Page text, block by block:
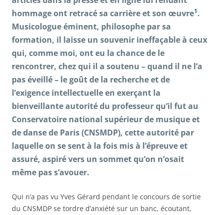
hommage ont retracé sa carrière et son œuvre1.
Musicologue éminent, philosophe par sa
formation, il laisse un souvenir ineffaçable à ceux
qui, comme moi, ont eu la chance de le
rencontrer, chez qui il a soutenu – quand il ne l’a
pas éveillé – le goût de la recherche et de
l’exigence intellectuelle en exerçant la
bienveillante autorité du professeur qu’il fut au
Conservatoire national supérieur de musique et
de danse de Paris (CNSMDP), cette autorité par
laquelle on se sent à la fois mis à l’épreuve et
assuré, aspiré vers un sommet qu’on n’osait
même pas s’avouer.
Qui n’a pas vu Yves Gérard pendant le concours de sortie
du CNSMDP se tordre d’anxiété sur un banc, écoutant,